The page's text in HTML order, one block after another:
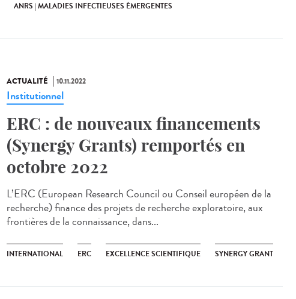
ANRS | MALADIES INFECTIEUSES ÉMERGENTES
ACTUALITÉ 10.11.2022
Institutionnel
ERC : de nouveaux financements
(Synergy Grants) remportés en
octobre 2022
L’ERC (European Research Council ou Conseil européen de la
recherche) finance des projets de recherche exploratoire, aux
frontières de la connaissance, dans...
INTERNATIONAL ERC EXCELLENCE SCIENTIFIQUE SYNERGY GRANT